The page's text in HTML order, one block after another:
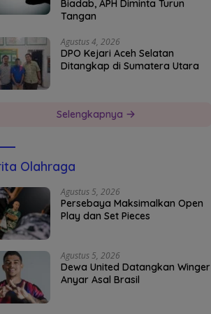
Biadab, APH Diminta Turun
Tangan
Agustus 4, 2026
DPO Kejari Aceh Selatan
Ditangkap di Sumatera Utara
Selengkapnya
Olahraga
Agustus 5, 2026
Persebaya Maksimalkan Open
Play dan Set Pieces
Agustus 5, 2026
Dewa United Datangkan Winger
Anyar Asal Brasil